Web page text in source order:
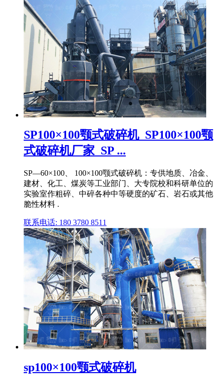
SP100×100颚式破碎机_SP100×100颚
式破碎机厂家_SP ...
SP—60×100、 100×100颚式破碎机：专供地质、冶金、
建材、化工、煤炭等工业部门、大专院校和科研单位的
实验室作粗碎、中碎各种中等硬度的矿石、岩石或其他
脆性材料 .
联系电话: 180 3780 8511
sp100×100颚式破碎机